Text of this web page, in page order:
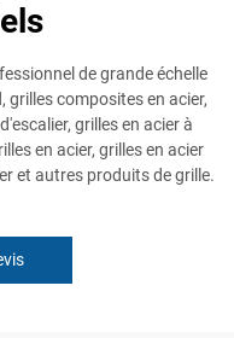
de grande échelle
grilles composites en acier,
grilles en acier à
en acier, grilles en acier
et autres produits de grille.